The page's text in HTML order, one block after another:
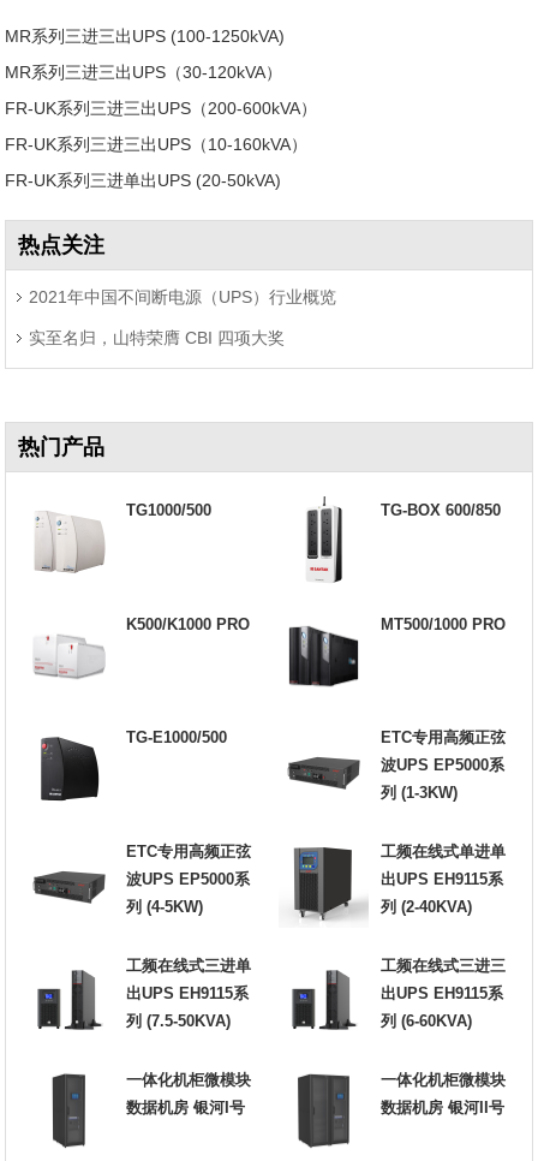
MR系列三进三出UPS (100-1250kVA)
MR系列三进三出UPS（30-120kVA）
FR-UK系列三进三出UPS（200-600kVA）
FR-UK系列三进三出UPS（10-160kVA）
FR-UK系列三进单出UPS (20-50kVA)
热点关注
2021年中国不间断电源（UPS）行业概览
实至名归，山特荣膺 CBI 四项大奖
热门产品
TG1000/500 TG-BOX 600/850
K500/K1000 PRO MT500/1000 PRO
TG-E1000/500
ETC专用高频正弦
波UPS EP5000系
列 (1-3KW)
ETC专用高频正弦
波UPS EP5000系
列 (4-5KW)
工频在线式单进单
出UPS EH9115系
列 (2-40KVA)
工频在线式三进单
出UPS EH9115系
列 (7.5-50KVA)
工频在线式三进三
出UPS EH9115系
列 (6-60KVA)
一体化机柜微模块
数据机房 银河I号
一体化机柜微模块
数据机房 银河II号